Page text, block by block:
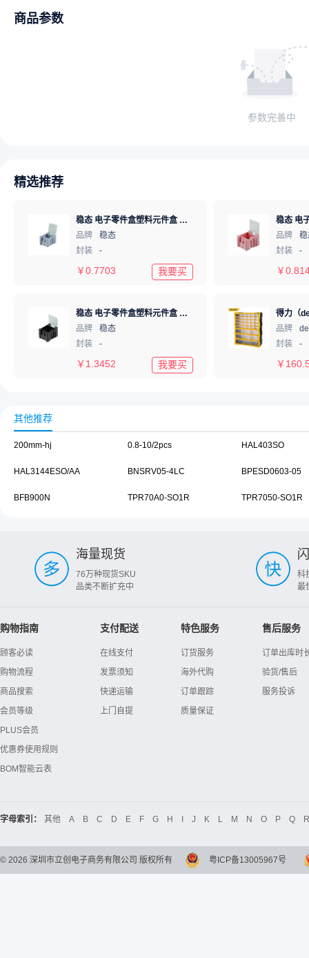
商品参数
参数完善中
精选推荐
稳态 电子零件盒塑料元件盒 蓝色 1# Bu
品牌
稳态
封装
-
￥0.7703 我要买
品牌
封装
-
￥
稳态 电子零件盒塑料元件盒 防静电 黑色 1# Bk
品牌
稳态
封装
-
￥ 1.3452 我要买
品牌
封装
-
￥
其他推荐
200mm-hj 0.8-10/2pcs HAL403SO
HAL3144ESO/AA BNSRV05-4LC BPESD0603-05
BFB900N TPR70A0-SO1R TPR7050-SO1R
海量现货
76万种现货SKU
品类不断扩充中
科
最
购物指南
顾客必读
购物流程
商品搜索
会员等级
PLUS会员
优惠券使用规则
BOM智能云表
支付配送
在线支付
发票须知
快递运输
上门自提
特色服务
订货服务
海外代购
订单跟踪
质量保证
售后服务
订单出库时
验货/售后
服务投诉
字母索引： 其他 A B C D E F G H I J K L M N O P Q R
© 2026 深圳市立创电子商务有限公司 版权所有 粤ICP备13005967号